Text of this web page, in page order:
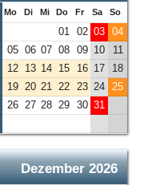
Mo Di Mi Do Fr Sa So
01 02 03 04
05 06 07 08 09 10 11
12 13 14 15 16 17 18
19 20 21 22 23 24 25
26 27 28 29 30 31
Dezember 2026